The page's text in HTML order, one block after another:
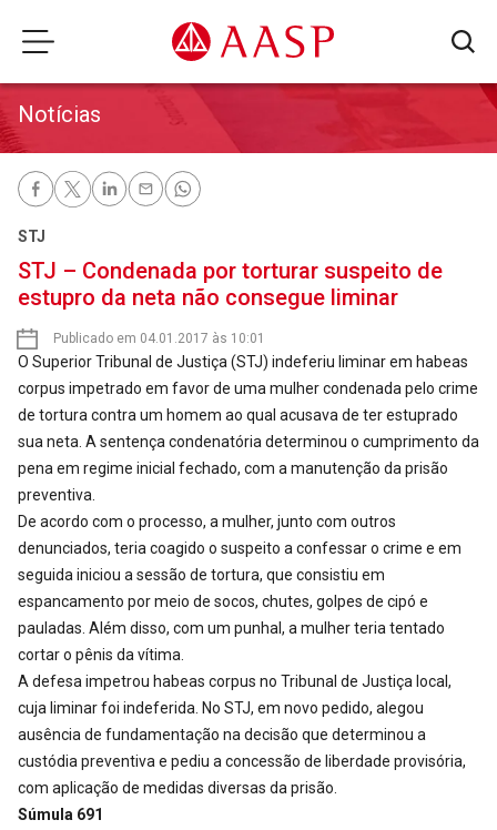
Notícias
STJ
STJ – Condenada por torturar suspeito de
estupro da neta não consegue liminar
Publicado em 04.01.2017 às 10:01
O Superior Tribunal de Justiça (STJ) indeferiu liminar em habeas
corpus impetrado em favor de uma mulher condenada pelo crime
de tortura contra um homem ao qual acusava de ter estuprado
sua neta. A sentença condenatória determinou o cumprimento da
pena em regime inicial fechado, com a manutenção da prisão
preventiva.
De acordo com o processo, a mulher, junto com outros
denunciados, teria coagido o suspeito a confessar o crime e em
seguida iniciou a sessão de tortura, que consistiu em
espancamento por meio de socos, chutes, golpes de cipó e
pauladas. Além disso, com um punhal, a mulher teria tentado
cortar o pênis da vítima.
A defesa impetrou habeas corpus no Tribunal de Justiça local,
cuja liminar foi indeferida. No STJ, em novo pedido, alegou
ausência de fundamentação na decisão que determinou a
custódia preventiva e pediu a concessão de liberdade provisória,
com aplicação de medidas diversas da prisão.
Súmula 691